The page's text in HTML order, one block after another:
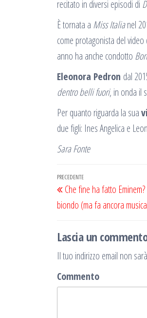
recitato in diversi episodi di
È tornata a Miss Italianel
come protagonista del
anno ha anche condotto
Eleonora Pedron dal
dentro belli fuori, in onda il
Per quanto riguarda la sua
due figli: Ines Angelica e
Sara Fonte
Navigazione
articoli
Articolo
precedente
PRECEDENTE
Che fine ha fatto
biondo (ma fa ancora
Lascia un
Il tuo indirizzo email non
Commento